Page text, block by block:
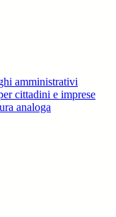
amministrativi
cittadini e imprese
analoga